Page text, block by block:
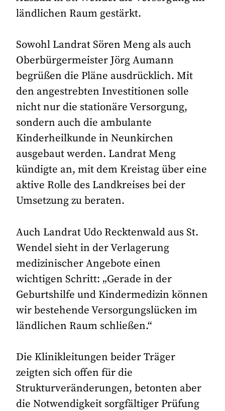
ländlichen Raum gestärkt.
Sowohl Landrat Sören Meng als auch
Oberbürgermeister Jörg Aumann
begrüßen die Pläne ausdrücklich. Mit
den angestrebten Investitionen solle
nicht nur die stationäre Versorgung,
sondern auch die ambulante
Kinderheilkunde in Neunkirchen
ausgebaut werden. Landrat Meng
kündigte an, mit dem Kreistag über eine
aktive Rolle des Landkreises bei der
Umsetzung zu beraten.
Auch Landrat Udo Recktenwald aus St.
Wendel sieht in der Verlagerung
medizinischer Angebote einen
wichtigen Schritt: „Gerade in der
Geburtshilfe und Kindermedizin können
wir bestehende Versorgungslücken im
ländlichen Raum schließen.“
Die Klinikleitungen beider Träger
zeigten sich offen für die
Strukturveränderungen, betonten aber
die Notwendigkeit sorgfältiger Prüfung